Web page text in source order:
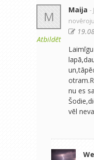
M
Atbildēt
Maija -
nu es
vēl